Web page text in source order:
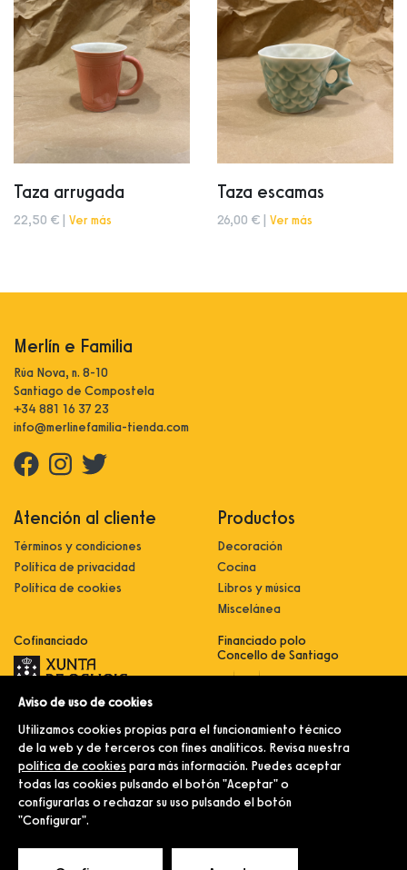
Taza arrugada
22,50 € | Ver más
Taza escamas
26,00 € | Ver más
Merlín e Familia
Rúa Nova, n. 8-10
Santiago de Compostela
+34 881 16 37 23
info@merlinefamilia-tienda.com
Atención al cliente
Términos y condiciones
Política de privacidad
Política de cookies
Productos
Decoración
Cocina
Libros y música
Miscelánea
Cofinanciado
Innovación, dixitalización e
comercialización e expansión do
sector comercial e artesanal
Implantación e pulo da estratexia
dixital e modernización do sector
comercial e artesanal (CO300C
2021)
Financiado polo
Concello de Santiago
© Merlín e Familia.
Aviso de uso de cookies
Utilizamos cookies propias para el funcionamiento técnico
de la web y de terceros con fines analíticos. Revisa nuestra
política de cookies para más información. Puedes aceptar
todas las cookies pulsando el botón "Aceptar" o
configurarlas o rechazar su uso pulsando el botón
"Configurar".